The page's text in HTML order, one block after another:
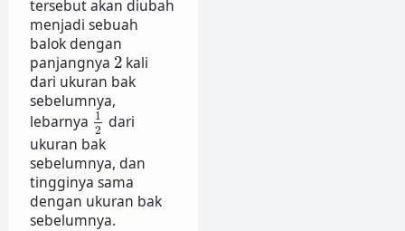
tersebut akan diubah
menjadi sebuah
balok dengan
panjangnya 2
2kali
dari ukuran bak
sebelumnya,
lebarnya 1
2
12dari
ukuran bak
sebelumnya, dan
tingginya sama
dengan ukuran bak
sebelumnya.